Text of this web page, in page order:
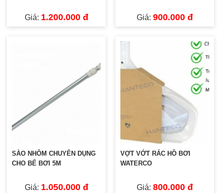
Giá: 1.200.000 đ Giá: 900.000 đ
SÀO NHÔM CHUYÊN DỤNG
CHO BỂ BƠI 5M
Giá: 1.050.000 đ
VỢT VỚT RÁC HỒ BƠI
WATERCO
Giá: 800.000 đ